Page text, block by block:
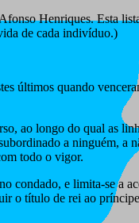
Henriques. Esta
de cada indivíduo.)
últimos quando
ao longo do qual as
a ninguém, a
todo o vigor.
condado, e limita-se a
o título de rei ao